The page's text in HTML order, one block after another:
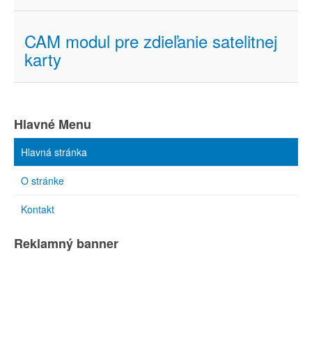
CAM modul pre zdieľanie satelitnej
karty
Hlavné Menu
Hlavná stránka
O stránke
Kontakt
Reklamný banner